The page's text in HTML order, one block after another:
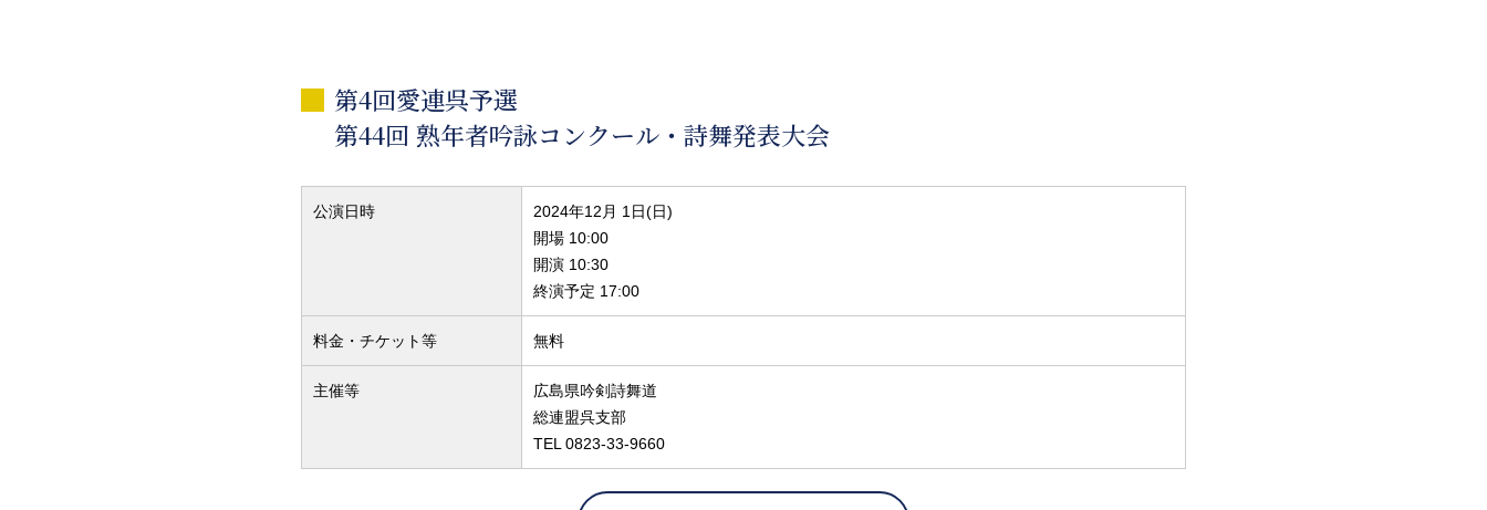
第4回愛連呉予選
第44回 熟年者吟詠コンクール・詩舞発表大会
公演日時
2024年12月 1日(日)
開場 10:00
開演 10:30
終演予定 17:00
料金・チケット等 無料
主催等
広島県吟剣詩舞道
総連盟呉支部
TEL 0823-33-9660